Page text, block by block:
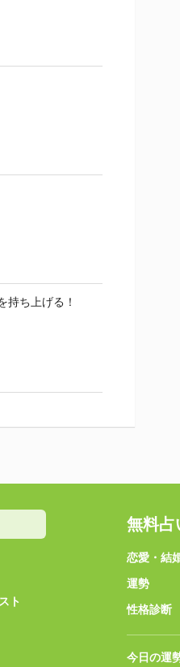
ち上げる！
ト
無料占
恋愛・結
運勢
性格診断
今日の運